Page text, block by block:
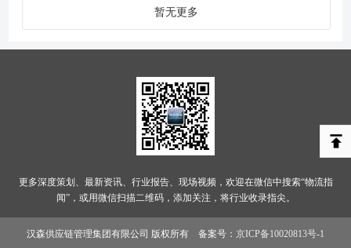
暂无更多
更多深度策划、最新资讯、行业报告、现场视频，欢迎在微信中搜索“物流指
闻”，或用微信扫描二维码，添加关注，将行业收录指尖。
汉森供应链管理集团有限公司 版权所有 备案号： 京ICP备10020813号-1